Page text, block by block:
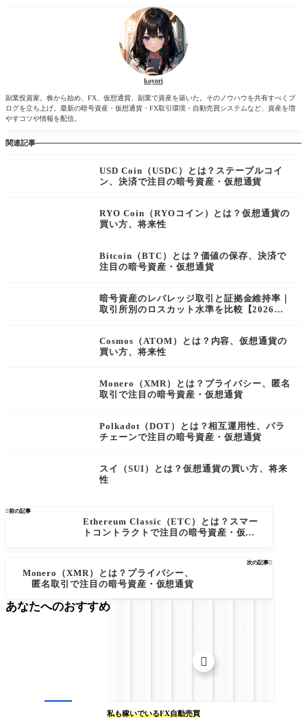
koyori
副業投資家。株から始め、FX、仮想通貨、副業で資産を築いた。そのノウハウを共有すべくブ
ログを立ち上げ。最新の暗号資産・仮想通貨・FX取引環境・自動売買システムなど、資産を増
やすコツや情報を配信。
関連記事
USD Coin（USDC）とは？ステーブルコイ
ン、決済で注目の暗号資産・仮想通貨
RYO Coin（RYOコイン）とは？仮想通貨の
買い方、将来性
Bitcoin（BTC）とは？価値の保存、決済で
注目の暗号資産・仮想通貨
暗号資産のレバレッジ取引と証拠金維持率｜
取引所別のロスカット水準を比較【2026
Cosmos（ATOM）とは？内容、仮想通貨の
買い方、将来性
Monero（XMR）とは？プライバシー、匿名
取引で注目の暗号資産・仮想通貨
Polkadot（DOT）とは？相互運用性、パラ
チェーンで注目の暗号資産・仮想通貨
スイ（SUI）とは？仮想通貨の買い方、将来
性
前の記事
Ethereum Classic（ETC）とは？スマー
トコントラクトで注目の暗号資産・仮想
次の記事
Monero（XMR）とは？プライバシー、
匿名取引で注目の暗号資産・仮想通貨
私も稼いでいるFX自動売買
あなたへのおすすめ
